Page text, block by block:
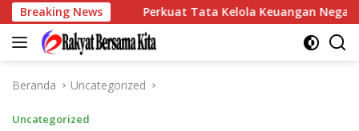
Langsung
ke
konten
Breaking News
Sumsel Perkuat Tata Kelola Keuangan Negara,
Beranda Uncategorized
Uncategorized